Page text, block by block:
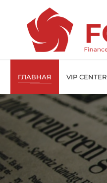
ГЛАВНАЯ VIP CENTER